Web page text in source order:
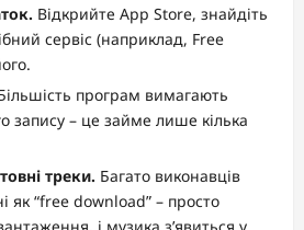
Відкрийте App Store, знайдіть
сервіс (наприклад, Free
програм вимагають
запису – це займе лише кілька
треки. Багато виконавців
як “free download” – просто